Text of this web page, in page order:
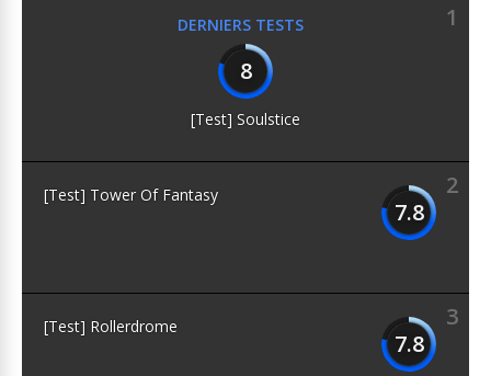
DERNIERS TESTS
1
8
[Test] Soulstice
2
7.8
[Test] Tower Of Fantasy
3
7.8
[Test] Rollerdrome